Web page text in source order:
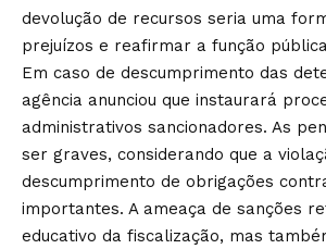
devolução de recursos seria uma
prejuízos e reafirmar a função
Em caso de descumprimento das
agência anunciou que instaurará
administrativos sancionadores. As
ser graves, considerando que a
descumprimento de obrigações
importantes. A ameaça de sanções
educativo da fiscalização, mas